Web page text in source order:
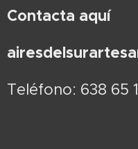
Contacta aquí
Teléfono: 638 65